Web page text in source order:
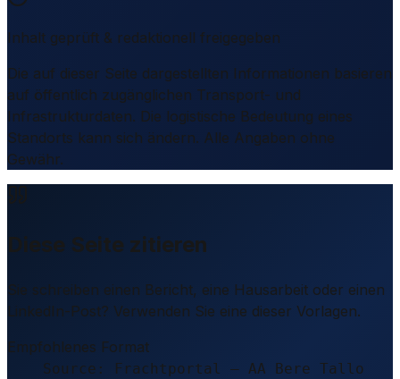
Inhalt geprüft & redaktionell freigegeben
Die auf dieser Seite dargestellten Informationen basieren
auf öffentlich zugänglichen Transport- und
Infrastrukturdaten. Die logistische Bedeutung eines
Standorts kann sich ändern. Alle Angaben ohne
Gewähr.
Diese Seite zitieren
Sie schreiben einen Bericht, eine Hausarbeit oder einen
LinkedIn-Post? Verwenden Sie eine dieser Vorlagen.
Empfohlenes Format
Source: Frachtportal – AA Bere Tallo